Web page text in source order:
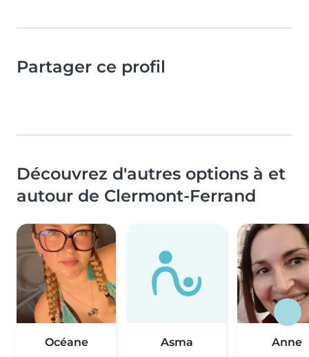
Partager ce profil
Découvrez d'autres options à et
autour de Clermont-Ferrand
Océane Asma Anne